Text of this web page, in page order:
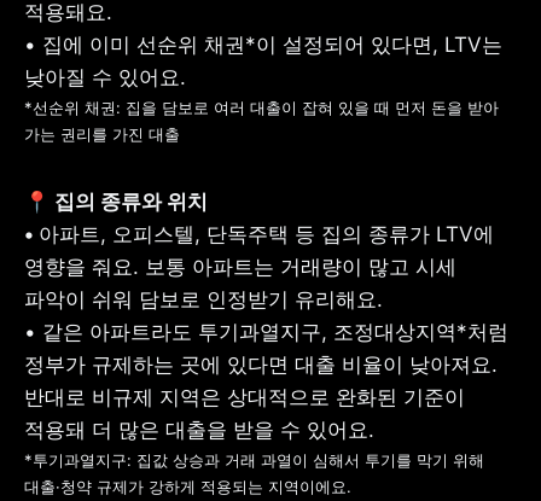
적용돼요.
• 집에 이미 선순위 채권*이 설정되어 있다면, LTV는
*선순위 채권: 집을 담보로 여러 대출이 잡혀 있을 때 먼저 돈을 받아
가는 권리를 가진 대출
📍 집의 종류와 위치
• 아파트, 오피스텔, 단독주택 등 집의 종류가 LTV에
영향을 줘요. 보통 아파트는 거래량이 많고 시세
파악이 쉬워 담보로 인정받기 유리해요.
• 같은 아파트라도 투기과열지구, 조정대상지역*처럼
정부가 규제하는 곳에 있다면 대출 비율이 낮아져요.
반대로 비규제 지역은 상대적으로 완화된 기준이
*투기과열지구: 집값 상승과 거래 과열이 심해서 투기를 막기 위해
대출·청약 규제가 강하게 적용되는 지역이에요.